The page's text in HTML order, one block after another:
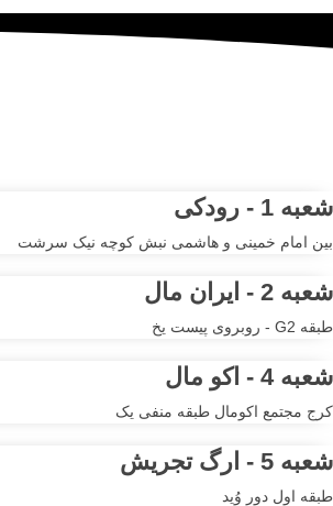
شعبه 1 - رودکی
بین امام خمینی و هاشمی نبش کوچه نیک سرشت
شعبه 2 - ایران مال
طبقه G2 - روبروی پیست یخ
شعبه 4 - اکو مال
کرج مجتمع اکومال طبقه منفی یک
شعبه 5 - ارگ تجریش
طبقه اول دور وُید